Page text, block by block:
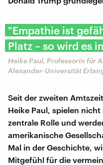
"Empathie ist
Platz – so wird es
Heike Paul, Professorin für
Alexander-Universität
Seit der zweiten
Heike Paul, spielen
zentrale Rolle und
amerikanische
Mal in der Geschichte,
Mitgefühl für die